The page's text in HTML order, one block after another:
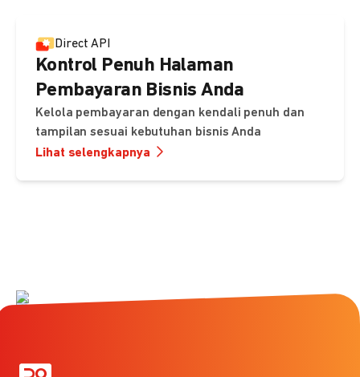
Direct API
Kontrol Penuh Halaman
Pembayaran Bisnis Anda
Kelola pembayaran dengan kendali penuh dan
tampilan sesuai kebutuhan bisnis Anda
Lihat selengkapnya